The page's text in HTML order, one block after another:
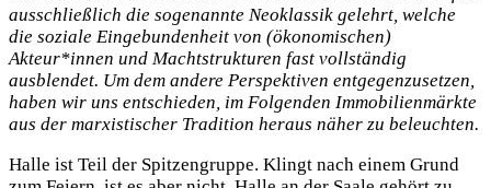
ausschließlich die sogenannte Neoklassik gelehrt, welche
die soziale Eingebundenheit von (ökonomischen)
Akteur*innen und Machtstrukturen fast vollständig
ausblendet. Um dem andere Perspektiven entgegenzusetzen,
haben wir uns entschieden, im Folgenden Immobilienmärkte
aus der marxistischer Tradition heraus näher zu beleuchten.
Halle ist Teil der Spitzengruppe. Klingt nach einem Grund